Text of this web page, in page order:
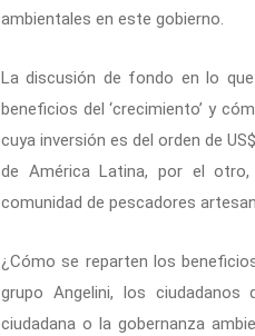
ambientales en este gobierno.
La discusión de fondo en lo
beneficios del ‘crecimiento’ y
cuya inversión es del orden de
de América Latina, por el
comunidad de pescadores
¿Cómo se reparten los
grupo Angelini, los
ciudadana o la gobernanza